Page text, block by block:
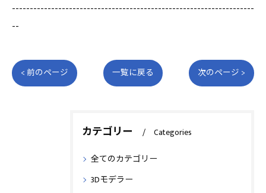
--------------------------------------------------------------------
--
< 前のページ 一覧に戻る 次のページ >
カテゴリー Categories
全てのカテゴリー
3Dモデラー